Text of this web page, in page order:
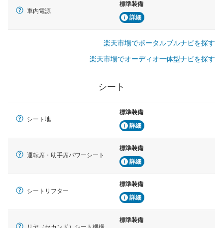
車内電源
標準装備
詳細
楽天市場でポータルブルナビを探す
楽天市場でオーディオ一体型ナビを探す
シート
シート地
標準装備
詳細
運転席・助手席パワーシート
標準装備
詳細
シートリフター
標準装備
詳細
標準装備